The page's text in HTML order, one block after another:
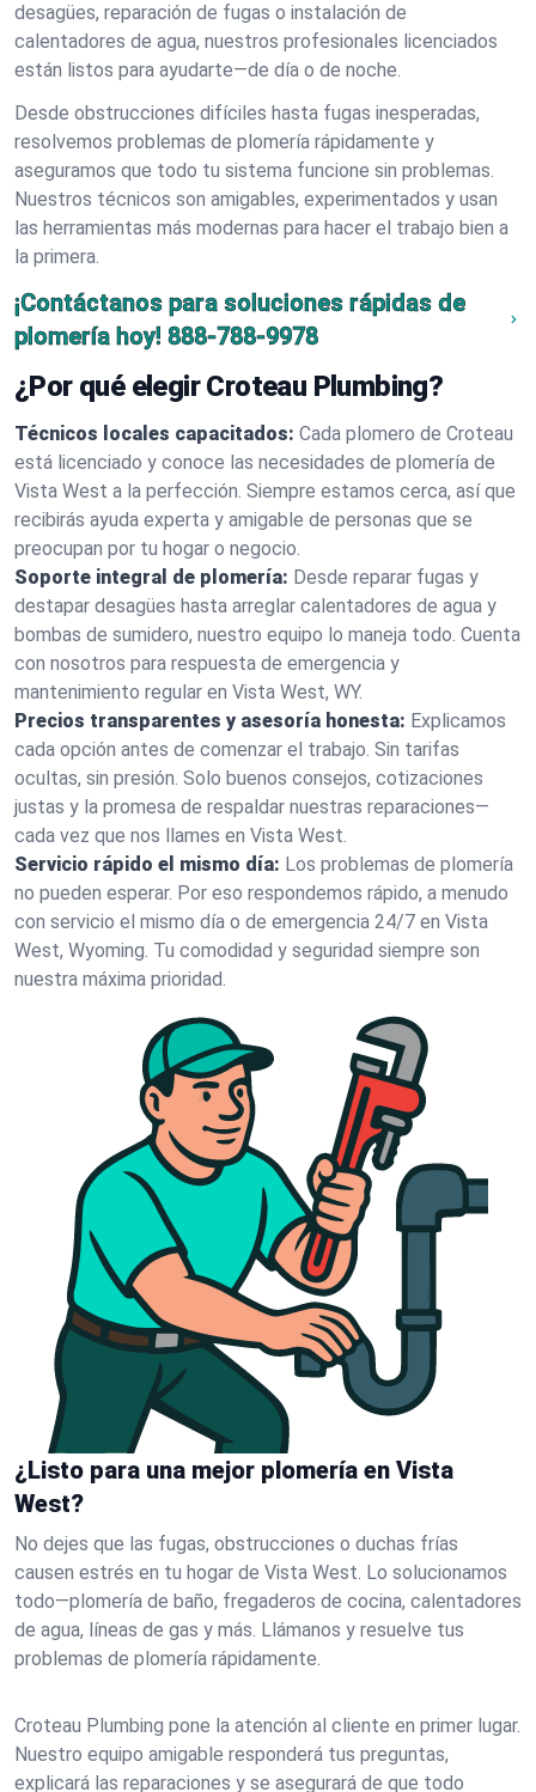
desagües, reparación de fugas o instalación de
calentadores de agua, nuestros profesionales licenciados
están listos para ayudarte—de día o de noche.
Desde obstrucciones difíciles hasta fugas inesperadas,
resolvemos problemas de plomería rápidamente y
aseguramos que todo tu sistema funcione sin problemas.
Nuestros técnicos son amigables, experimentados y usan
las herramientas más modernas para hacer el trabajo bien a
la primera.
¡Contáctanos para soluciones rápidas de
plomería hoy! 888-788-9978
¿Por qué elegir Croteau Plumbing?
Técnicos locales capacitados: Cada plomero de Croteau
está licenciado y conoce las necesidades de plomería de
Vista West a la perfección. Siempre estamos cerca, así que
recibirás ayuda experta y amigable de personas que se
preocupan por tu hogar o negocio.
Soporte integral de plomería: Desde reparar fugas y
destapar desagües hasta arreglar calentadores de agua y
bombas de sumidero, nuestro equipo lo maneja todo. Cuenta
con nosotros para respuesta de emergencia y
mantenimiento regular en Vista West, WY.
Precios transparentes y asesoría honesta: Explicamos
cada opción antes de comenzar el trabajo. Sin tarifas
ocultas, sin presión. Solo buenos consejos, cotizaciones
justas y la promesa de respaldar nuestras reparaciones—
cada vez que nos llames en Vista West.
Servicio rápido el mismo día: Los problemas de plomería
no pueden esperar. Por eso respondemos rápido, a menudo
con servicio el mismo día o de emergencia 24/7 en Vista
West, Wyoming. Tu comodidad y seguridad siempre son
nuestra máxima prioridad.
¿Listo para una mejor plomería en Vista
West?
No dejes que las fugas, obstrucciones o duchas frías
causen estrés en tu hogar de Vista West. Lo solucionamos
todo—plomería de baño, fregaderos de cocina, calentadores
de agua, líneas de gas y más. Llámanos y resuelve tus
problemas de plomería rápidamente.
Croteau Plumbing pone la atención al cliente en primer lugar.
Nuestro equipo amigable responderá tus preguntas,
explicará las reparaciones y se asegurará de que todo